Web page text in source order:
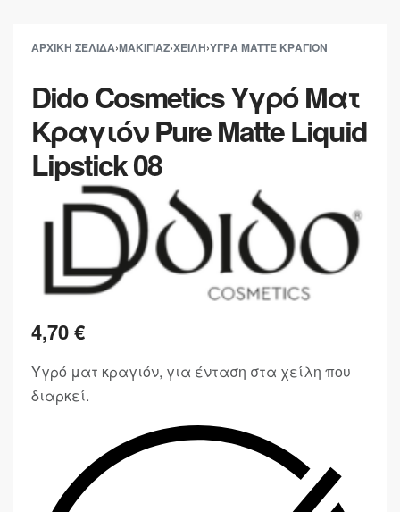
ΑΡΧΙΚΉ ΣΕΛΊΔΑ›ΜΑΚΙΓΙΆΖ›ΧΕΊΛΗ›ΥΓΡΆ MATTE ΚΡΑΓΙΌΝ
Dido Cosmetics Υγρό Ματ
Κραγιόν Pure Matte Liquid
Lipstick 08
4,70€
Υγρό ματ κραγιόν, για ένταση στα χείλη που
διαρκεί.